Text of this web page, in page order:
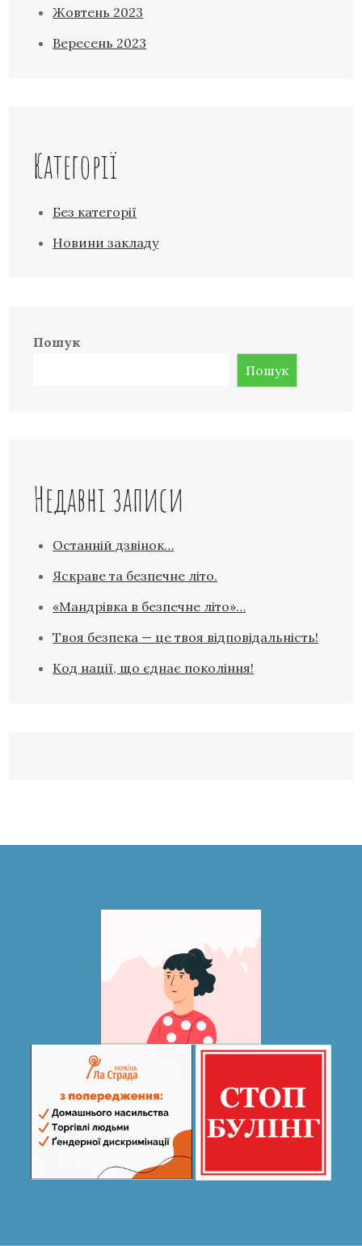
Жовтень 2023
Вересень 2023
Категорії
Без категорії
Новини закладу
Пошук
Пошук
Недавні записи
Останній дзвінок…
Яскраве та безпечне літо.
«Мандрівка в безпечне літо»…
Твоя безпека — це твоя відповідальність!
Код нації, що єднає покоління!